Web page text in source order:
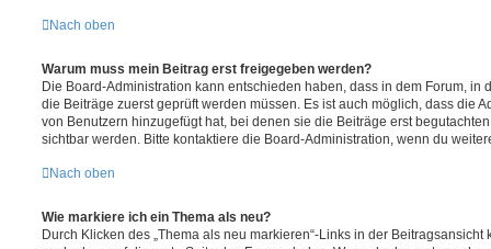
Nach oben
Warum muss mein Beitrag erst freigegeben werden?
Die Board-Administration kann entschieden haben, dass in dem Forum, in
die Beiträge zuerst geprüft werden müssen. Es ist auch möglich, dass die
von Benutzern hinzugefügt hat, bei denen sie die Beiträge erst
sichtbar werden. Bitte kontaktiere die Board-Administration, wenn du
Nach oben
Wie markiere ich ein Thema als neu?
Durch Klicken des „Thema als neu markieren“-Links in der